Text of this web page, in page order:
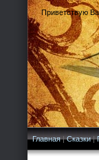
Приветствую
Главная|Сказки|